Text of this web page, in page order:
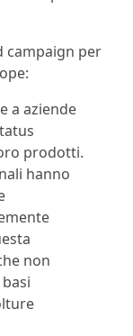
campaign per
a aziende
prodotti.
hanno
non